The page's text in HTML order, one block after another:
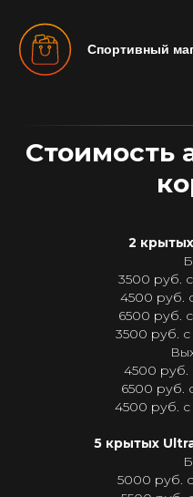
Спортивный
Стоимость
2
3500 руб.
4500 руб.
6500 руб.
3500 руб.
4500 руб.
6500 руб.
4500 руб.
5 крытых
5000 руб.
АРЕНДА
Узнать
АРЕНДА
ПАДЕЛ-
Узнать
ПАДЕЛА